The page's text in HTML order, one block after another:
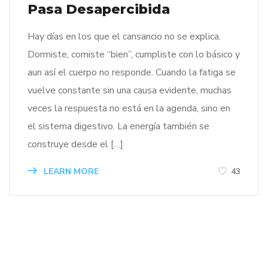
Pasa Desapercibida
Hay días en los que el cansancio no se explica.
Dormiste, comiste “bien”, cumpliste con lo básico y
aun así el cuerpo no responde. Cuando la fatiga se
vuelve constante sin una causa evidente, muchas
veces la respuesta no está en la agenda, sino en
el sistema digestivo. La energía también se
construye desde el […]
LEARN MORE 43